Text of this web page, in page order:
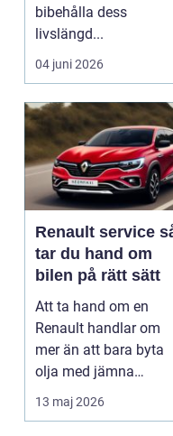
bibehålla dess
livslängd...
04 juni 2026
Renault service så
tar du hand om
bilen på rätt sätt
Att ta hand om en
Renault handlar om
mer än att bara byta
olja med jämna
mellanrum. För många
biläga...
13 maj 2026